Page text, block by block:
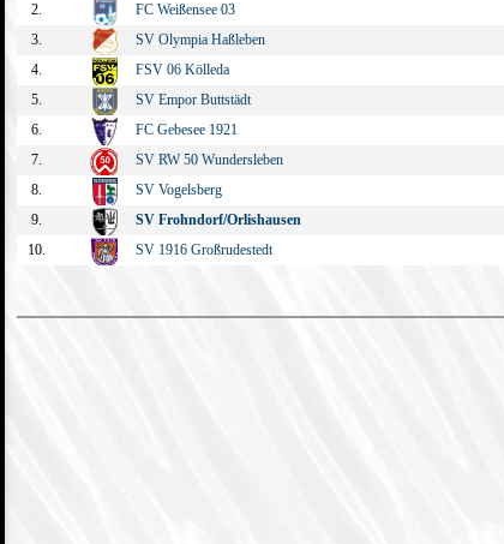
2.
FC Weißensee 03
3.
SV Olympia Haßleben
4.
FSV 06 Kölleda
5.
SV Empor Buttstädt
6.
FC Gebesee 1921
7.
SV RW 50 Wundersleben
8.
SV Vogelsberg
9.
SV Frohndorf/Orlishausen
10.
SV 1916 Großrudestedt